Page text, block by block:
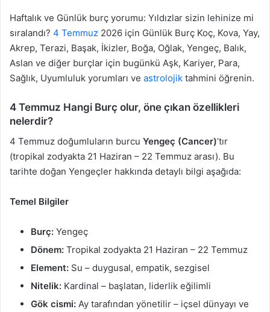
Haftalık ve Günlük burç yorumu: Yıldızlar sizin lehinize mi
sıralandı? 4 Temmuz 2026 için Günlük Burç Koç, Kova, Yay,
Akrep, Terazi, Başak, İkizler, Boğa, Oğlak, Yengeç, Balık,
Aslan ve diğer burçlar için bugünkü Aşk, Kariyer, Para,
Sağlık, Uyumluluk yorumları ve astrolojik tahmini öğrenin.
4 Temmuz Hangi Burç olur, öne çıkan özellikleri
nelerdir?
4 Temmuz doğumluların burcu Yengeç (Cancer)’tır
(tropikal zodyakta 21 Haziran – 22 Temmuz arası). Bu
tarihte doğan Yengeçler hakkında detaylı bilgi aşağıda:
Temel Bilgiler
Burç: Yengeç
Dönem: Tropikal zodyakta 21 Haziran – 22 Temmuz
Element: Su – duygusal, empatik, sezgisel
Nitelik: Kardinal – başlatan, liderlik eğilimli
Gök cismi: Ay tarafından yönetilir – içsel dünyayı ve